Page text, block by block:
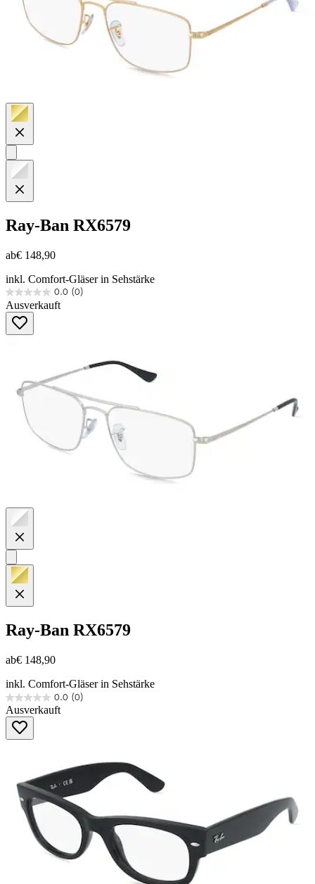
Ray-Ban RX6579
ab€ 148,90
inkl. Comfort-Gläser in Sehstärke
0.0 (0)
0.0
von
Sternen.
Ausverkauft
Ray-Ban RX6579
ab€ 148,90
inkl. Comfort-Gläser in Sehstärke
0.0 (0)
0.0
von
Sternen.
Ausverkauft